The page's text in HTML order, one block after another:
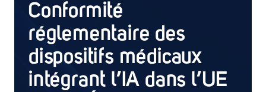
Il n'y a aucune suggestion car le champ de
Conformité
réglementaire des
dispositifs médicaux
intégrant l’IA dans l’UE